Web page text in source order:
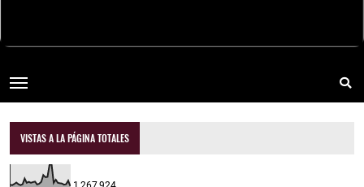
VISTAS A LA PÁGINA TOTALES